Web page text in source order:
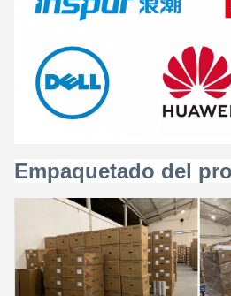
Empaquetado del